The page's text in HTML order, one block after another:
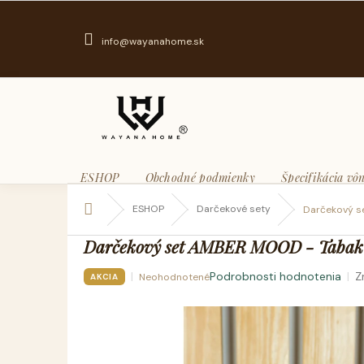
info@wayanahome.sk
ESHOP Obchodné podmienky Špecifikácia
Domov ESHOP Darčekové sety Darčekový
Darčekový set AMBER MOOD -
AKCIA
Priemerné
NeohodnotenéPodrobnosti hodnotenia